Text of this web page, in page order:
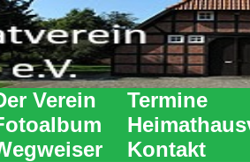
Verein
Termine
Kontakt